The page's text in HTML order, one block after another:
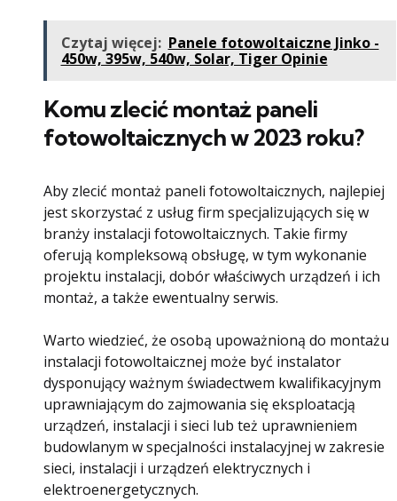
Czytaj więcej: Panele fotowoltaiczne Jinko -
450w, 395w, 540w, Solar, Tiger Opinie
Komu zlecić montaż paneli
fotowoltaicznych w 2023 roku?
Aby zlecić montaż paneli fotowoltaicznych, najlepiej
jest skorzystać z usług firm specjalizujących się w
branży instalacji fotowoltaicznych. Takie firmy
oferują kompleksową obsługę, w tym wykonanie
projektu instalacji, dobór właściwych urządzeń i ich
montaż, a także ewentualny serwis.
Warto wiedzieć, że osobą upoważnioną do montażu
instalacji fotowoltaicznej może być instalator
dysponujący ważnym świadectwem kwalifikacyjnym
uprawniającym do zajmowania się eksploatacją
urządzeń, instalacji i sieci lub też uprawnieniem
budowlanym w specjalności instalacyjnej w zakresie
sieci, instalacji i urządzeń elektrycznych i
elektroenergetycznych.